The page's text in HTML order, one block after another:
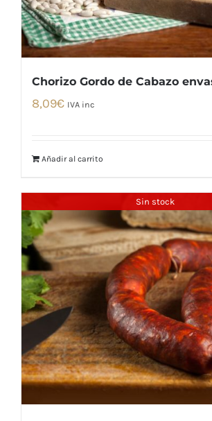
Chorizo Gordo de Cabazo
8,09€ IVA inc
Añadir al carrito
Sin stock